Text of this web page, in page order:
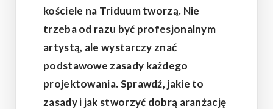
kościele na Triduum tworzą. Nie
trzeba od razu być profesjonalnym
artystą, ale wystarczy znać
podstawowe zasady każdego
projektowania. Sprawdź, jakie to
zasady i jak stworzyć dobrą aranżację